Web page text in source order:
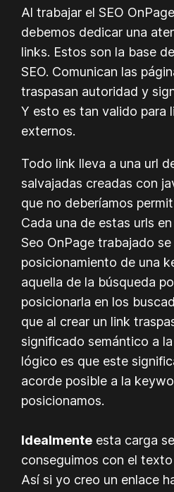
Al trabajar el SEO
debemos dedicar una
links. Estos son la base
SEO. Comunican las
traspasan autoridad y
Y esto es tan valido para
externos.
Todo link lleva a una url
salvajadas creadas con
que no deberíamos
Cada una de estas urls
Seo OnPage trabajado
posicionamiento de una
aquella de la búsqueda
posicionarla en los
que al crear un link
significado semántico a
lógico es que este
acorde posible a la
posicionamos.
Idealmente esta carga
conseguimos con el
Así si yo creo un enlace